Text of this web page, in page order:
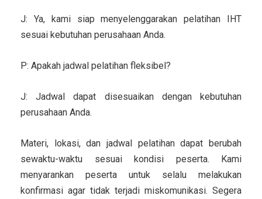
J: Ya, kami siap menyelenggarakan pelatihan IHT
sesuai kebutuhan perusahaan Anda.
P: Apakah jadwal pelatihan fleksibel?
J: Jadwal dapat disesuaikan dengan kebutuhan
perusahaan Anda.
Materi, lokasi, dan jadwal pelatihan dapat berubah
sewaktu-waktu sesuai kondisi peserta. Kami
menyarankan peserta untuk selalu melakukan
konfirmasi agar tidak terjadi miskomunikasi. Segera